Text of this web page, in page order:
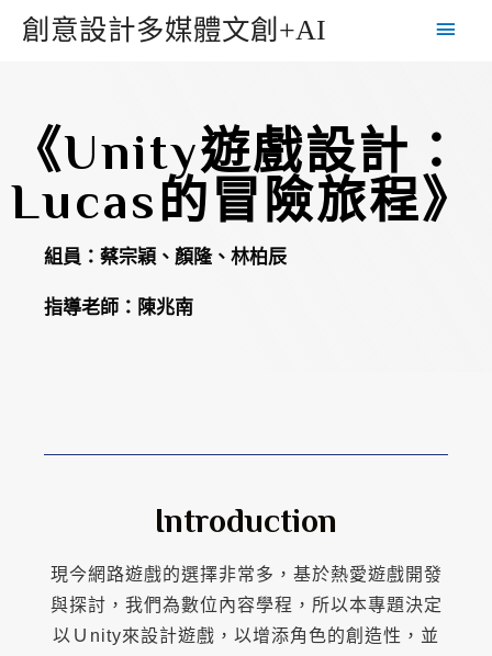
創意設計多媒體文創+AI
《Unity遊戲設計：
Lucas的冒險旅程》
組員：蔡宗穎、顏隆、林柏辰
指導老師：陳兆南
Introduction
現今網路遊戲的選擇非常多，基於熱愛遊戲開發
與探討，我們為數位內容學程，所以本專題決定
以Ｕnity來設計遊戲，以增添角色的創造性，並